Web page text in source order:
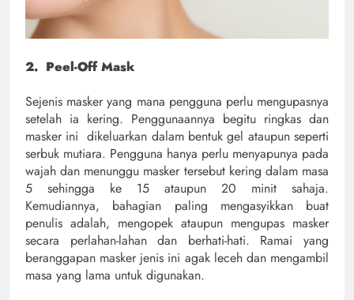
2. Peel-Off Mask
Sejenis masker yang mana pengguna perlu mengupasnya
setelah ia kering. Penggunaannya begitu ringkas dan
masker ini dikeluarkan dalam bentuk gel ataupun seperti
serbuk mutiara. Pengguna hanya perlu menyapunya pada
wajah dan menunggu masker tersebut kering dalam masa
5 sehingga ke 15 ataupun 20 minit sahaja.
Kemudiannya, bahagian paling mengasyikkan buat
penulis adalah, mengopek ataupun mengupas masker
secara perlahan-lahan dan berhati-hati. Ramai yang
beranggapan masker jenis ini agak leceh dan mengambil
masa yang lama untuk digunakan.